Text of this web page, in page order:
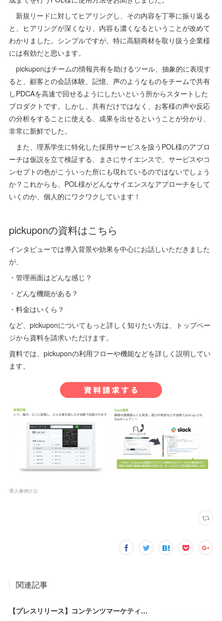
新規リードに対してヒアリングし、その内容を丁寧に振り返る
と、ヒアリングが深くなり、内容も濃くなるということが改めて
わかりました。シンプルですが、特に高額商材を取り扱う企業様
には有効だと思います。
pickuponはチームの情報共有を助けるツール、抽象的に表現す
ると、顧客との会話体験、記憶、声のようなものをチームで共有
しPDCAを高速で回せるようにしたいという所からスタートした
プロダクトです。しかし、共有だけではなく、お客様の声や反応
の分析をすることに使える、成果を出せるということが分かり、
非常に新鮮でした。
また、理系学生に特化した採用サービスを扱うPOL様のアプロ
ーチは仮説を立て検証する、まさにサイエンスで、サービスやコ
ンセプトの色がこういった所にも現れているのではないでしょう
か？これからも、POL様がどんなサイエンスなアプローチをして
いくのか、個人的にワクワクしています！
pickuponの資料はこちら
インタビューでは導入背景や効果を中心にお話しいただきました
が、
・管理画面はどんな感じ？
・どんな機能がある？
・料金はいくら？
など、pickuponについてもっと詳しく知りたい方は、トップペー
ジから資料を請求いただけます。
資料では、pickuponの利用フローや機能などを詳しく説明してい
ます。
導入事例(13)
関連記事
【プレスリリース】コンテンツマーケティングサービスを提供する株式会社リファイドでテレアポ業務効率が以前と比べ150%に！